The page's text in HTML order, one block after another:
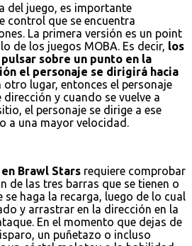
del juego, es importante
control que se encuentra
La primera versión es un point
de los juegos MOBA. Es decir, los
sobre un punto en la
el personaje se dirigirá hacia
otro lugar, entonces el personaje
y cuando se vuelve a
el personaje se dirige a ese
a una mayor velocidad.
Brawl Stars requiere comprobar
de las tres barras que se tienen o
se haga la recarga, luego de lo cual
y arrastrar en la dirección en la
En el momento que dejas de
un puñetazo o incluso